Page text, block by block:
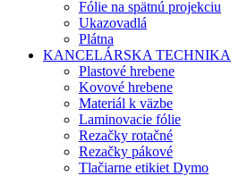
Fólie na spätnú projekciu
Ukazovadlá
Plátna
KANCELÁRSKA TECHNIKA
Plastové hrebene
Kovové hrebene
Materiál k väzbe
Laminovacie fólie
Rezačky rotačné
Rezačky pákové
Tlačiarne etikiet Dymo